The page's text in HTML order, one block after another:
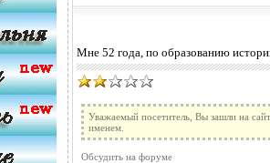
Мне 52 годa, по образованию
Уважаемый посетитель, Вы зашли на
именем.
Обсудить на форуме